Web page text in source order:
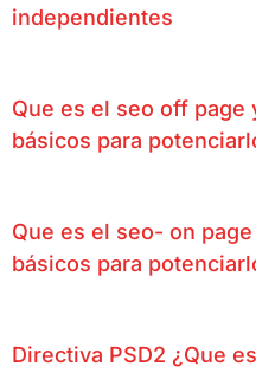
independientes
Que es el seo off page
básicos para
Que es el seo- on
básicos para
Directiva PSD2 ¿Que